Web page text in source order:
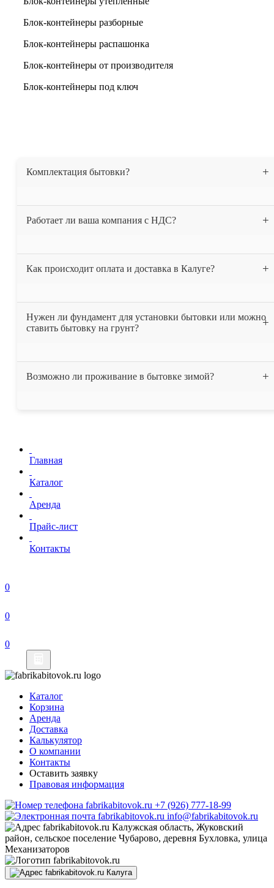
Блок-контейнеры разборные
Блок-контейнеры распашонка
Блок-контейнеры от производителя
Блок-контейнеры под ключ
Комплектация бытовки?
(пол, потолок, стены). На полу постелен линолеум. Проведена
желании можем укомплектовать бытовку другой мебелью.
Работает ли ваша компания с НДС?
Как происходит оплата и доставка в Калуге?
вам договор. После того как деньги поступают на наш счёт в
течении одного дня привозим бытовку вам на ообъект.
Нужен ли фундамент для установки бытовки или можно
ставить бытовку на грунт?
бетонные блоки. Также можно установить бытовку на ровную
Возможно ли проживание в бытовке зимой?
необходимости могут быть дополнительно утеплены.
Главная
Каталог
Аренда
Прайс-лист
Контакты
Каталог
Корзина
Аренда
Доставка
Калькулятор
О компании
Контакты
Оставить заявку
Правовая информация
+7 (926) 777-18-99
info@fabrikabitovok.ru
Калужская область, Жуковский
район, сельское поселение Чубарово, деревня Бухловка, улица
Механизаторов
Калуга